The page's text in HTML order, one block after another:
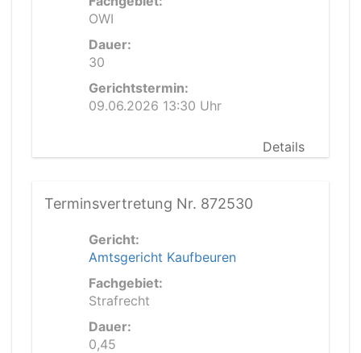
OWI
Dauer:
30
Gerichtstermin:
09.06.2026 13:30 Uhr
Details
Terminsvertretung Nr. 872530
Gericht:
Amtsgericht Kaufbeuren
Fachgebiet:
Strafrecht
Dauer:
0,45